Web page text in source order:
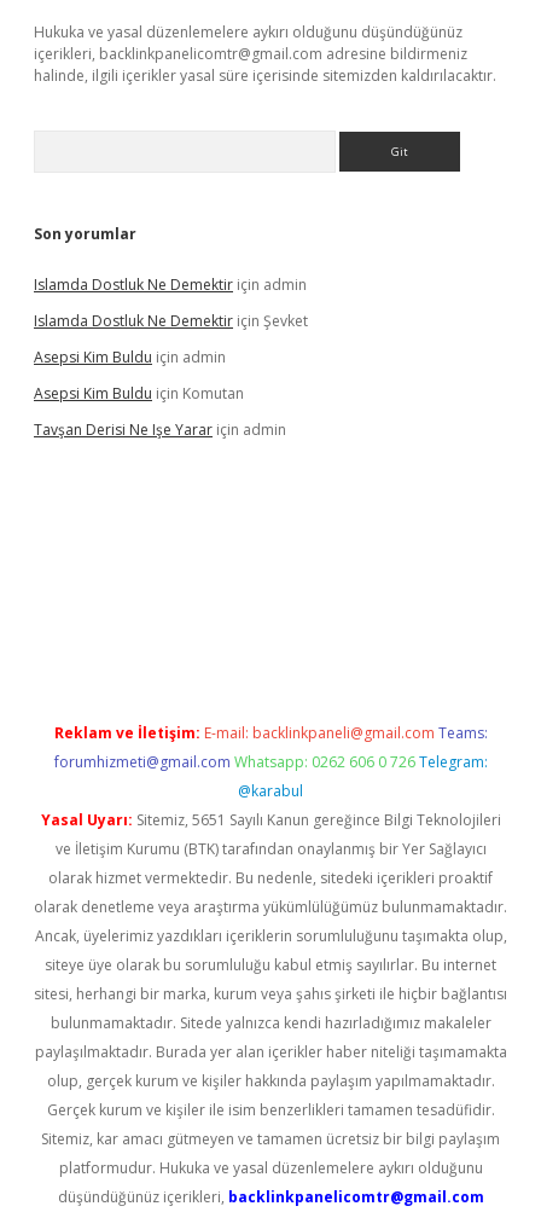
Hukuka ve yasal düzenlemelere aykırı olduğunu düşündüğünüz
içerikleri, backlinkpanelicomtr@gmail.com adresine bildirmeniz
halinde, ilgili içerikler yasal süre içerisinde sitemizden kaldırılacaktır.
Son yorumlar
Islamda Dostluk Ne Demektir için admin
Islamda Dostluk Ne Demektir için Şevket
Asepsi Kim Buldu için admin
Asepsi Kim Buldu için Komutan
Tavşan Derisi Ne Işe Yarar için admin
Reklam ve İletişim: E-mail: backlinkpaneli@gmail.com Teams:
forumhizmeti@gmail.com Whatsapp: 0262 606 0 726 Telegram:
@karabul
Yasal Uyarı: Sitemiz, 5651 Sayılı Kanun gereğince Bilgi Teknolojileri
ve İletişim Kurumu (BTK) tarafından onaylanmış bir Yer Sağlayıcı
olarak hizmet vermektedir. Bu nedenle, sitedeki içerikleri proaktif
olarak denetleme veya araştırma yükümlülüğümüz bulunmamaktadır.
Ancak, üyelerimiz yazdıkları içeriklerin sorumluluğunu taşımakta olup,
siteye üye olarak bu sorumluluğu kabul etmiş sayılırlar. Bu internet
sitesi, herhangi bir marka, kurum veya şahıs şirketi ile hiçbir bağlantısı
bulunmamaktadır. Sitede yalnızca kendi hazırladığımız makaleler
paylaşılmaktadır. Burada yer alan içerikler haber niteliği taşımamakta
olup, gerçek kurum ve kişiler hakkında paylaşım yapılmamaktadır.
Gerçek kurum ve kişiler ile isim benzerlikleri tamamen tesadüfidir.
Sitemiz, kar amacı gütmeyen ve tamamen ücretsiz bir bilgi paylaşım
platformudur. Hukuka ve yasal düzenlemelere aykırı olduğunu
düşündüğünüz içerikleri, backlinkpanelicomtr@gmail.com